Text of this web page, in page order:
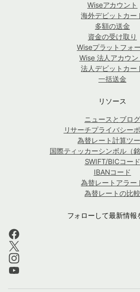
Wiseアカウント
海外デビットカー
多額の送金
資金の受け取り
Wiseプラットフォ
Wise 法人アカウン
法人デビットカー
一括送金
リソース
ニュースとブログ
リサーチプライバシー
為替レート計算ツ
国際ティッカーシンボル（銘
SWIFT/BICコード
IBANコード
為替レートアラー
為替レートの比較
フォローして最新情報